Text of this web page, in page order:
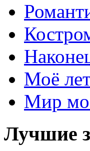
Моё
Мир
Лучшие